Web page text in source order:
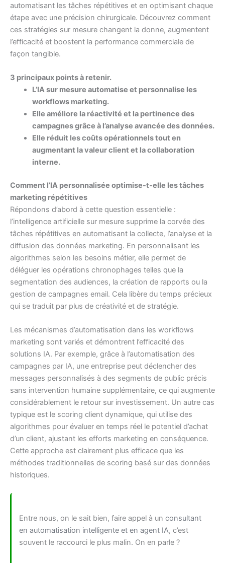
automatisant les tâches répétitives et en optimisant chaque
étape avec une précision chirurgicale. Découvrez comment
ces stratégies sur mesure changent la donne, augmentent
l’efficacité et boostent la performance commerciale de
façon tangible.
3 principaux points à retenir.
L’IA sur mesure automatise et personnalise les
workflows marketing.
Elle améliore la réactivité et la pertinence des
campagnes grâce à l’analyse avancée des données.
Elle réduit les coûts opérationnels tout en
augmentant la valeur client et la collaboration
interne.
Comment l’IA personnalisée optimise-t-elle les tâches
marketing répétitives
Répondons d’abord à cette question essentielle :
l’intelligence artificielle sur mesure supprime la corvée des
tâches répétitives en automatisant la collecte, l’analyse et la
diffusion des données marketing. En personnalisant les
algorithmes selon les besoins métier, elle permet de
déléguer les opérations chronophages telles que la
segmentation des audiences, la création de rapports ou la
gestion de campagnes email. Cela libère du temps précieux
qui se traduit par plus de créativité et de stratégie.
Les mécanismes d’automatisation dans les workflows
marketing sont variés et démontrent l’efficacité des
solutions IA. Par exemple, grâce à l’automatisation des
campagnes par IA, une entreprise peut déclencher des
messages personnalisés à des segments de public précis
sans intervention humaine supplémentaire, ce qui augmente
considérablement le retour sur investissement. Un autre cas
typique est le scoring client dynamique, qui utilise des
algorithmes pour évaluer en temps réel le potentiel d’achat
d’un client, ajustant les efforts marketing en conséquence.
Cette approche est clairement plus efficace que les
méthodes traditionnelles de scoring basé sur des données
historiques.
Entre nous, on le sait bien, faire appel à un consultant
en automatisation intelligente et en agent IA, c’est
souvent le raccourci le plus malin. On en parle ?